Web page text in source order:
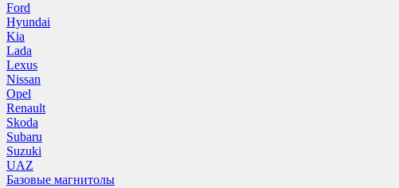
Ford
Hyundai
Kia
Lada
Lexus
Nissan
Opel
Renault
Skoda
Subaru
Suzuki
UAZ
Базовые магнитолы